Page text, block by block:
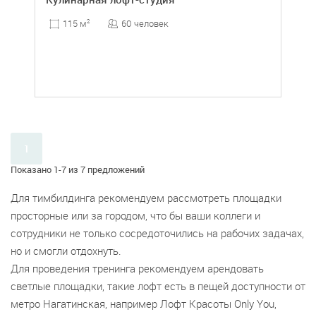
115 м2 60 человек
Показано 1-7 из 7 предложений
1
Для тимбилдинга рекомендуем рассмотреть площадки
просторные или за городом, что бы ваши коллеги и
сотрудники не только сосредоточились на рабочих задачах,
но и смогли отдохнуть.
Для проведения тренинга рекомендуем арендовать
светлые площадки, такие лофт есть в пещей доступности от
метро Нагатинская, например Лофт Красоты Only You,